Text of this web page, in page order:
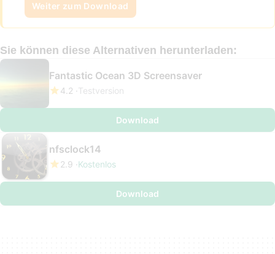
Weiter zum Download
Sie können diese Alternativen herunterladen:
Fantastic Ocean 3D Screensaver
4.2 Testversion
Download
nfsclock14
2.9 Kostenlos
Download